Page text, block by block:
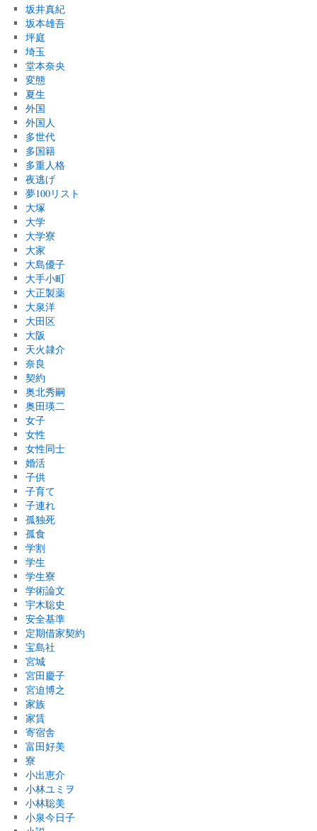
坂井真紀
坂本雄吾
坪庭
埼玉
堂本奈央
変態
夏生
外国
外国人
多世代
多国籍
多重人格
夜逃げ
夢100リスト
大塚
大学
大学寮
大家
大島優子
大手小町
大正製薬
大泉洋
大田区
大阪
天火隷介
奈良
契約
奥北秀嗣
奥田瑛二
女子
女性
女性同士
婚活
子供
子育て
子連れ
孤独死
孤食
学割
学生
学生寮
学術論文
宇木聡史
安全基準
定期借家契約
宝島社
宮城
宮田慶子
宮迫博之
家族
家賃
寄宿舎
富田好美
寮
小出恵介
小林ユミヲ
小林聡美
小泉今日子